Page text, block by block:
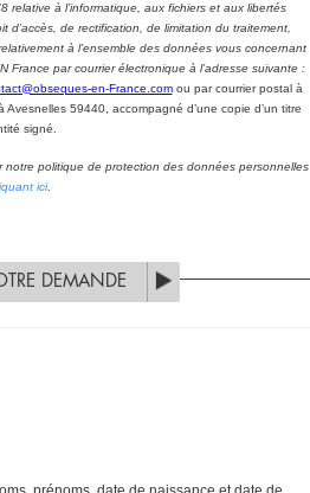
relative à l’informatique, aux fichiers et aux libertés
d’accès, de rectification, de limitation du traitement,
à l’ensemble des données vous concernant
France par courrier électronique à l’adresse suivante :
en-France.comou par courrier postal à
59440, accompagné d’une copie d’un titre
signé.
politique de protection des données personnelles
ici.
DEMANDE